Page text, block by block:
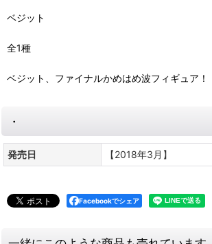
ベジット
全1種
ベジット、ファイナルかめはめ波フィギュア！
・
発売日 【2018年3月】
Facebookでシェア